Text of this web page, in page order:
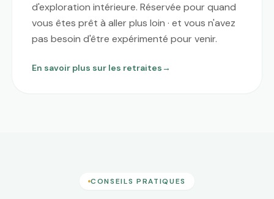
d'exploration intérieure. Réservée pour quand
vous êtes prêt à aller plus loin · et vous n'avez
pas besoin d'être expérimenté pour venir.
En savoir plus sur les retraites→
CONSEILS PRATIQUES